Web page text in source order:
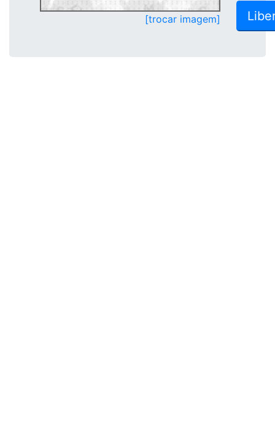
[trocar imagem]